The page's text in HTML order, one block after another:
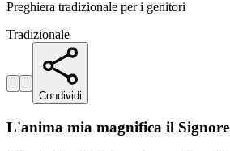
Preghiera tradizionale per i genitori
Tradizionale
Condividi
L'anima mia magnifica il Signore